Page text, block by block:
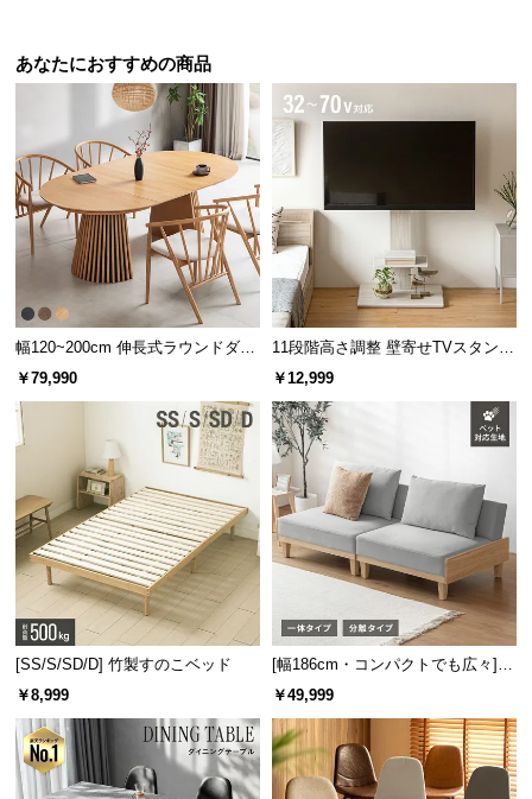
あなたにおすすめの商品
幅120~200cm 伸長式ラウンドダイ
ニングテーブル 6人掛け 天然木突
板 美しい格子デザイン
￥79,990
11段階高さ調整 壁寄せTVスタンド
キャスター付き 上下左右角度調節
￥12,999
[SS/S/SD/D] 竹製すのこベッド
￥8,999
[幅186cm・コンパクトでも広々] 3
人掛けソファベッド リクライニン
￥49,999